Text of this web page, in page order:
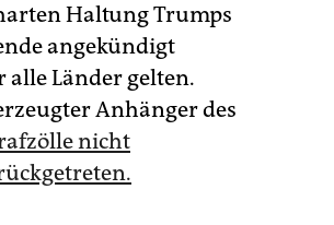
Haltung Trumps
angekündigt
Länder gelten.
Anhänger des
nicht